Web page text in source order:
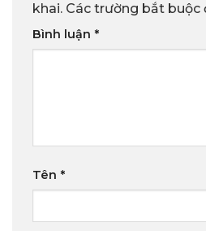
khai. Các trường bắt buộc
Bình luận *
Tên *